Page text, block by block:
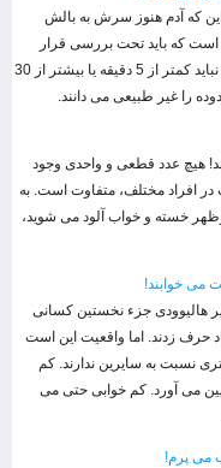
این که آدم هنوز سرش به بالش
است که باید تحت بررسی قرار
بگیرد. مدت زمانی که طول می کشد تا خوابمان ببرد، نباید کمتر از 5 دقیقه یا بیشتر از 30
را غیر طبیعی می دانند.
دارند! هیچ عدد قطعی و واحدی وجود
در افراد مختلف، متفاوت است. به
خسته و خواب آلود می شوید،
هالیوودی جزء نخستین کسانی
حرف زدند. اما واقعیت این است
نسبت به سایرین ندارند. کم
می آورد. کم خوابی حتی می